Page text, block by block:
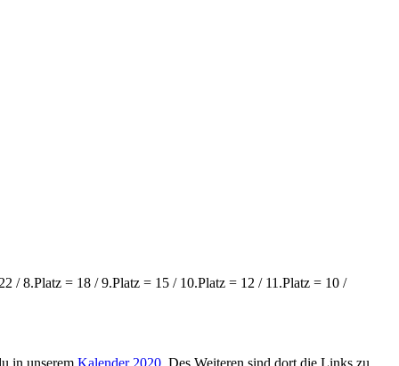
/ 8.Platz = 18 / 9.Platz = 15 / 10.Platz = 12 / 11.Platz = 10 /
in unserem Kalender 2020 . Des Weiteren sind dort die Links zu